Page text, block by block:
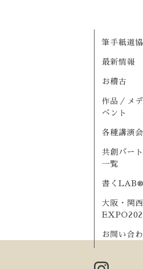
筆手紙道
最新情報
お稽古
作品／メ
ベント
各種講演会
共創パー
一覧
書くLAB®
大阪・関
お問い合